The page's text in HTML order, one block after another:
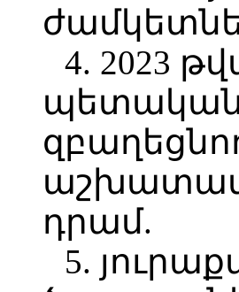
4. 2023
պետական
դրամ.
5.